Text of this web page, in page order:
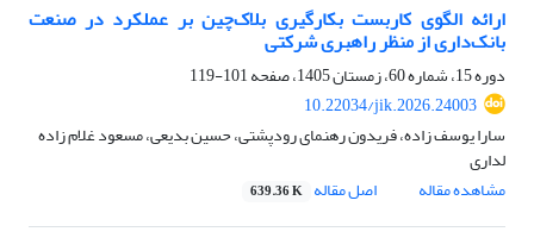
ارائه الگوی کاربست بکارگیری بلاک‌چین بر عملکرد در صنعت
بانک‌داری از منظر راهبری شرکتی
دوره 15، شماره 60، زمستان 1405، صفحه
101-119
10.22034/jik.2026.24003
سارا یوسف زاده، فریدون رهنمای رودپشتی، حسین بدیعی، مسعود غلام زاده
لداری
مشاهده مقاله
اصل مقاله 639.36 K